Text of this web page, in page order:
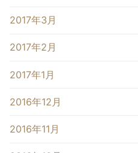
2017年3月
2017年2月
2017年1月
2016年12月
2016年11月